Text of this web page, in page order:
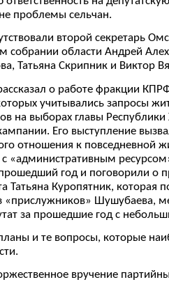
проблемы сельчан.
второй секретарь
собрании области Андрей
Татьяна Скрипник и Виктор
о работе фракции
учитывались запросы
на выборах главы
Его выступление
отношения к
с «административным
год и поговорили о
Татьяна Куропятник, которая
«прислужников» Шушубаева,
за прошедшие год с
и те вопросы, которые
вручение